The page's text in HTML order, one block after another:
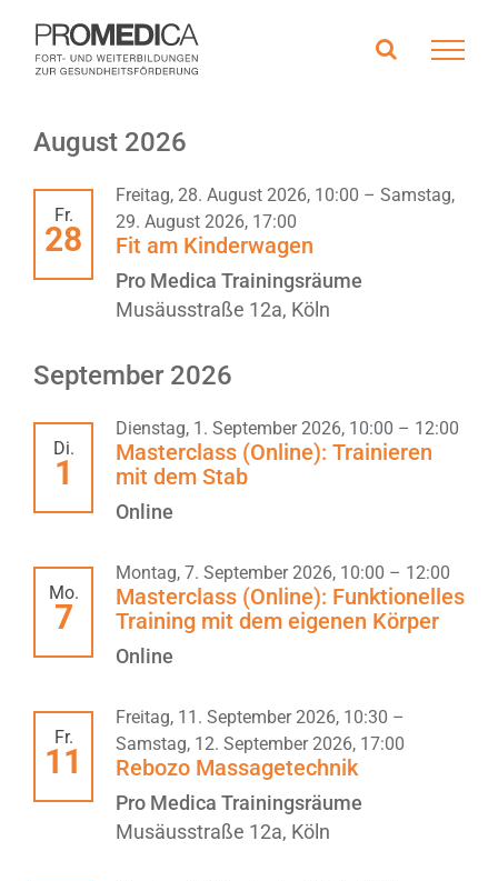
Inhalt
springen
Veranstaltungen
August 2026
Fr.
28 Fit am Kinderwagen
Freitag, 28. August 2026, 10:00 – Samstag,
29. August 2026, 17:00
Pro Medica Trainingsräume
Musäusstraße 12a, Köln
September 2026
Di.
1
Masterclass (Online): Trainieren
mit dem Stab
Dienstag, 1. September 2026, 10:00 – 12:00
Online
Mo.
7
Masterclass (Online): Funktionelles
Training mit dem eigenen Körper
Montag, 7. September 2026, 10:00 – 12:00
Online
Fr.
11 Rebozo Massagetechnik
Freitag, 11. September 2026, 10:30 –
Samstag, 12. September 2026, 17:00
Pro Medica Trainingsräume
Musäusstraße 12a, Köln